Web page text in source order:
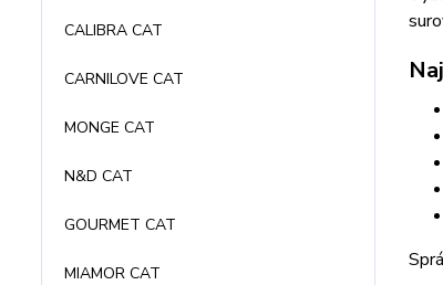
CALIBRA CAT
CARNILOVE CAT
MONGE CAT
N&D CAT
GOURMET CAT
MIAMOR CAT